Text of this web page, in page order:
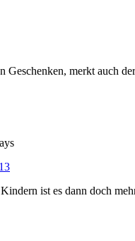
Geschenken, merkt auch
ist es dann doch